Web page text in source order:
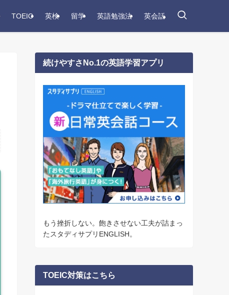
TOEIC 英検 留学 英語勉強法 英会話
続けやすさNo.1の英語学習アプリ
もう挫折しない。飽きさせない工夫が詰まっ
たスタディサプリENGLISH。
TOEIC対策はこちら